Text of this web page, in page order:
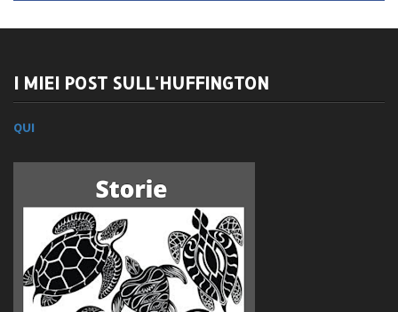
I MIEI POST SULL'HUFFINGTON
QUI